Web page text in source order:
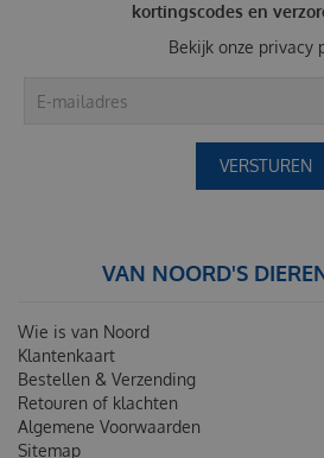
kortingscodes en
Bekijk onze privacy
VAN NOORD'S
Wie is van Noord
Klantenkaart
Bestellen & Verzending
Retouren of klachten
Algemene Voorwaarden
Sitemap